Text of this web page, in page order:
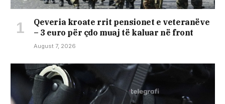
Qeveria kroate rrit pensionet e veteranëve
– 3 euro për çdo muaj të kaluar në front
August 7, 2026